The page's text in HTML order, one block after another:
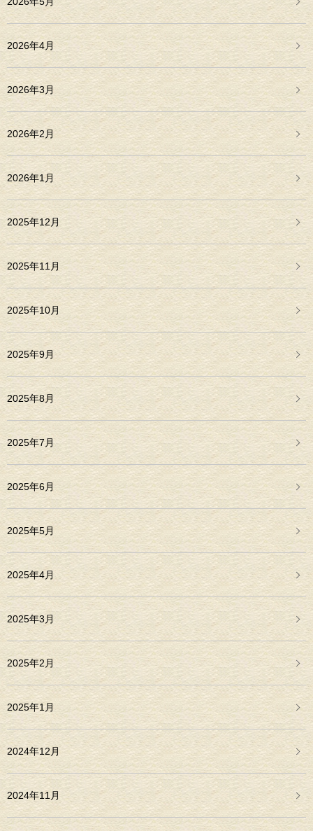
2026年4月
2026年3月
2026年2月
2026年1月
2025年12月
2025年11月
2025年10月
2025年9月
2025年8月
2025年7月
2025年6月
2025年5月
2025年4月
2025年3月
2025年2月
2025年1月
2024年12月
2024年11月